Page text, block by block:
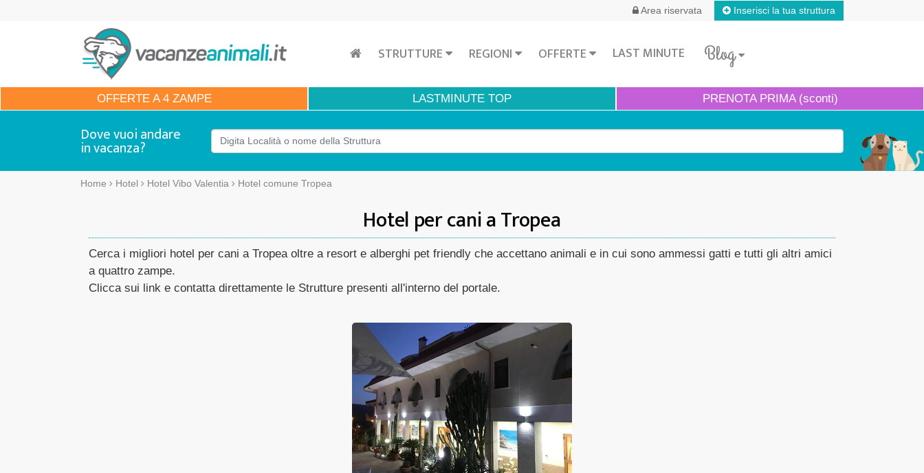
Area riservata Inserisci la tua struttura
STRUTTURE REGIONI OFFERTE LAST MINUTE Blog
OFFERTEA 4 ZAMPE LASTMINUTE TOP PRENOTAPRIMA (sconti)
Dove vuoi andare
in vacanza?
Home Hotel Hotel Vibo Valentia Hotel comune Tropea
Hotel per cani a Tropea
Cerca i migliori hotel per cani a Tropea oltre a resort e alberghi pet friendly che accettano animali e in cui sono ammessi gatti e tutti gli altri amici
a quattro zampe.
Clicca sui link e contatta direttamente le Strutture presenti all'interno del portale.